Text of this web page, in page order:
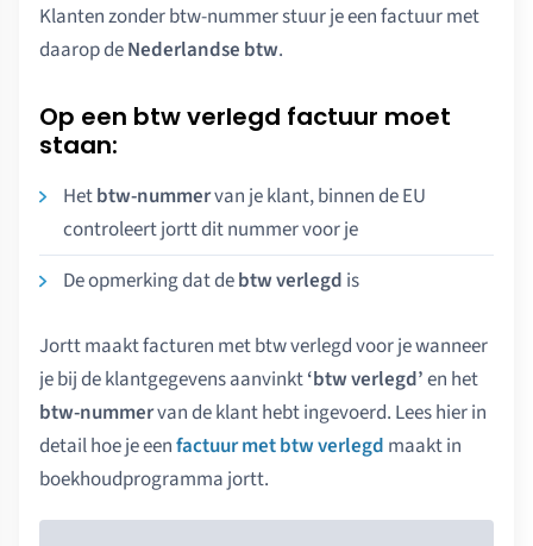
Klanten zonder btw-nummer stuur je een factuur met
daarop deNederlandse btw.
Op een btw verlegd factuur moet
staan:
Hetbtw-nummervan je klant, binnen de EU
controleert jortt dit nummer voor je
De opmerking dat debtw verlegd is
Jortt maakt facturen met btw verlegd voor je wanneer
je bij de klantgegevens aanvinkt‘btw verlegd’en het
btw-nummervan de klant hebt ingevoerd. Lees hier in
detail hoe je eenfactuur met btw verlegd maakt in
boekhoudprogramma jortt.